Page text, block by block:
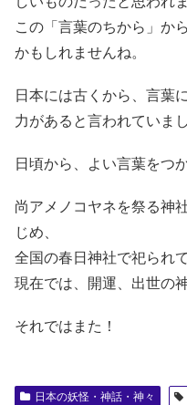
この「言葉のちから」か
かもしれませんね。
日本には古くから、言葉
力があると言われていまし
日頃から、よい言葉をつ
尚アメノコヤネを祭る神
じめ、
全国の春日神社で祀られ
現在では、開運、出世の
それではまた！
日本の妖怪・神話・神々